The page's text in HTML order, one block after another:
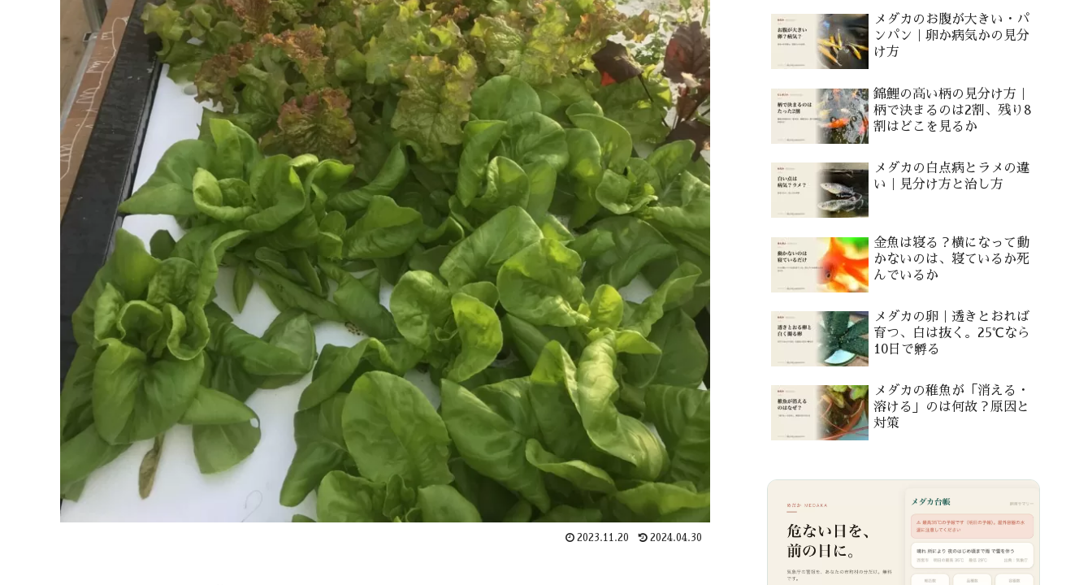
2023.11.20 2024.04.30
メダカのお腹が大きい・パ
ンパン｜卵か病気かの見分
け方
錦鯉の高い柄の見分け方｜
柄で決まるのは2割、残り8
割はどこを見るか
メダカの白点病とラメの違
い｜見分け方と治し方
金魚は寝る？横になって動
かないのは、寝ているか死
んでいるか
メダカの卵｜透きとおれば
育つ、白は抜く。25℃なら
10日で孵る
メダカの稚魚が「消える・
溶ける」のは何故？原因と
対策